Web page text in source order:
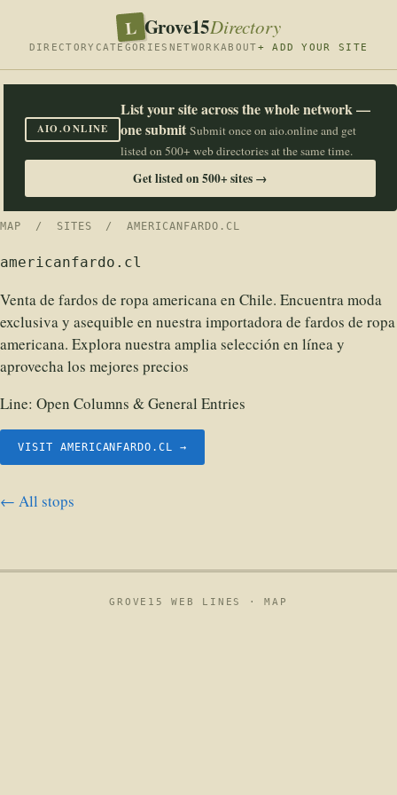
L Grove15Directory
DIRECTORY CATEGORIES NETWORKABOUT+ ADD YOUR SITE
AIO.ONLINE
List your site across the whole network —
one submit Submit once on aio.online and get
listed on 500+ web directories at the same time.
Get listed on 500+ sites →
MAP / SITES / AMERICANFARDO.CL
americanfardo.cl
Venta de fardos de ropa americana en Chile. Encuentra moda
exclusiva y asequible en nuestra importadora de fardos de ropa
americana. Explora nuestra amplia selección en línea y
aprovecha los mejores precios
Line: Open Columns & General Entries
VISIT AMERICANFARDO.CL →
← All stops
GROVE15 WEB LINES ·MAP